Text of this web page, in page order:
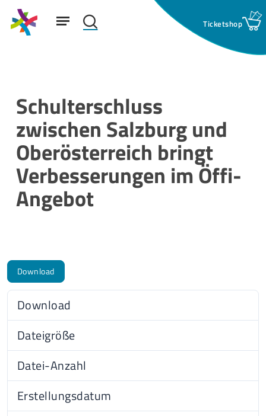
Skip
mainSuchfeld: search
Menu
Schulterschluss
zwischen Salzburg und
Oberösterreich bringt
Verbesserungen im Öffi-
Angebot
Download
Download
Dateigröße
Datei-Anzahl
Erstellungsdatum